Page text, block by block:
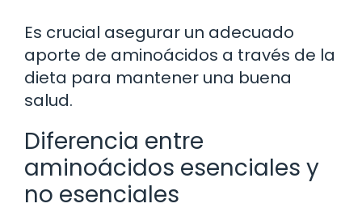
Es crucial asegurar un adecuado
aporte de aminoácidos a través de la
dieta para mantener una buena
salud.
Diferencia entre
aminoácidos esenciales y
no esenciales